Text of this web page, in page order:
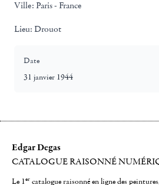
Ville: Paris - France
Lieu: Drouot
Date
31 janvier 1944
Edgar Degas
CATALOGUE RAISONNÉ
Le 1er catalogue raisonné en ligne des